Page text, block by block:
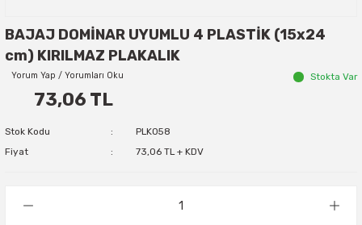
BAJAJ DOMİNAR UYUMLU 4 PLASTİK (15x24
cm) KIRILMAZ PLAKALIK
Yorum Yap / Yorumları Oku Stokta Var
73,06 TL
Stok Kodu
PLK058
Fiyat
73,06 TL + KDV